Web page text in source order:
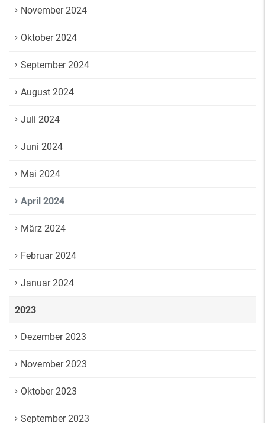
November 2024
Oktober 2024
September 2024
August 2024
Juli 2024
Juni 2024
Mai 2024
April 2024
März 2024
Februar 2024
Januar 2024
2023
Dezember 2023
November 2023
Oktober 2023
September 2023